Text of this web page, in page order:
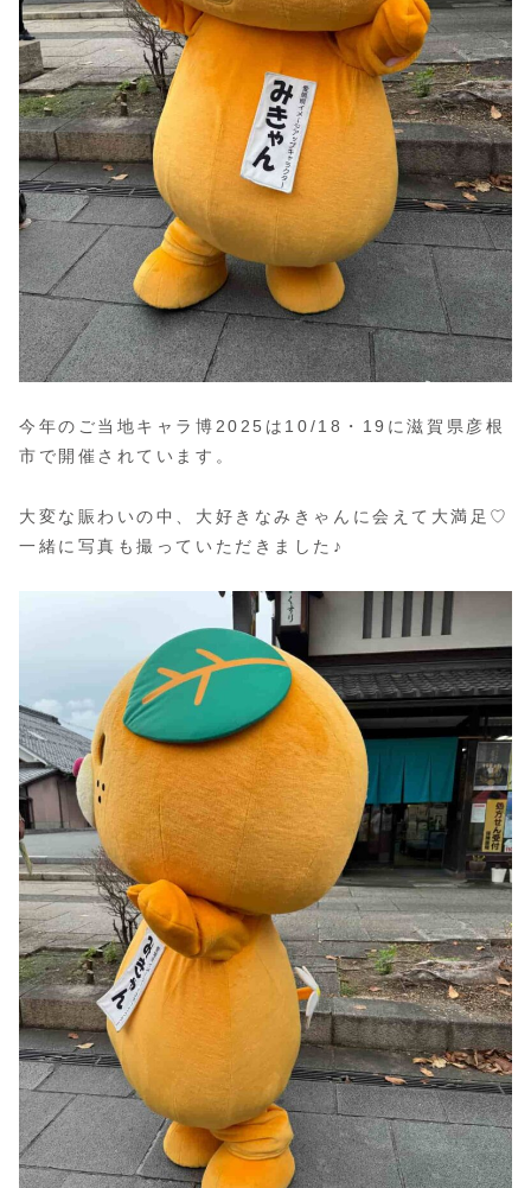
今年のご当地キャラ博2025は10/18・19に滋賀県彦根
市で開催されています。
大変な賑わいの中、大好きなみきゃんに会えて大満足♡
一緒に写真も撮っていただきました♪